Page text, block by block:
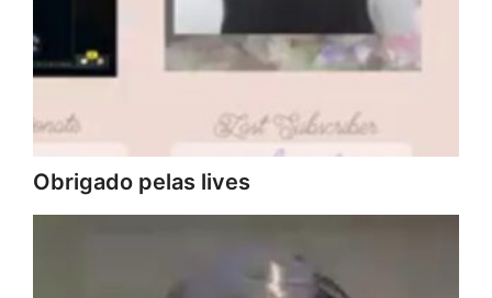
Obrigado pelas lives